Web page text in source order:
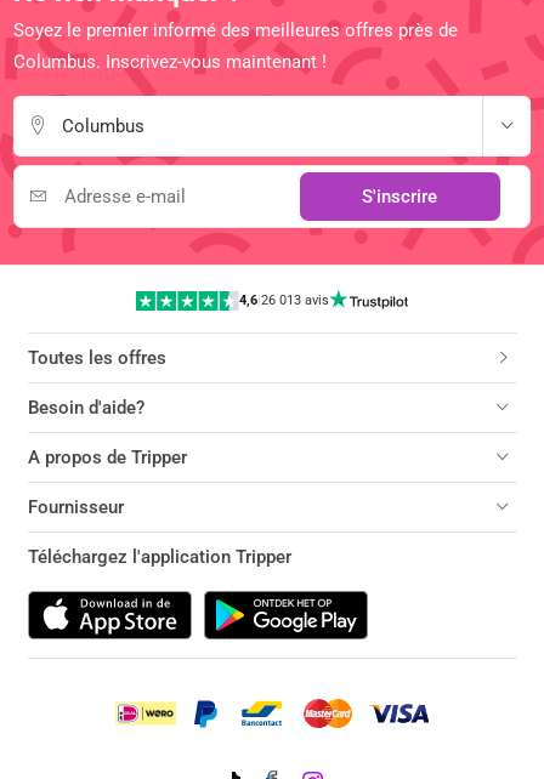
Soyez le premier informé des meilleures offres près de
Columbus. Inscrivez-vous maintenant !
Columbus
S'inscrire
4,6|26 013 avis
Toutes les offres
Besoin d'aide?
A propos de Tripper
Fournisseur
Téléchargez l'application Tripper